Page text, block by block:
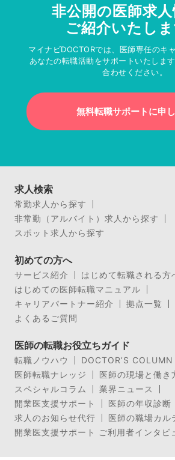
非公開の医師求
ご紹介いたしま
マイナビDOCTORでは、医師専任のキ
あなたの転職活動をサポートいたしま
合わせください。
無料転職サポートに申
求人検索
常勤求人から探す
非常勤（アルバイト）求人から探す
スポット求人から探す
初めての方へ
サービス紹介
はじめて転職される方
はじめての医師転職マニュアル
キャリアパートナー紹介
拠点一覧
よくあるご質問
医師の転職お役立ちガイド
転職ノウハウ
DOCTOR’S COLUMN
医師転職ナレッジ
医師の現場と働き
スペシャルコラム
業界ニュース
開業医支援サポート
医師の年収診断
求人のお知らせ代行
医師の職場カル
開業医支援サポート ご利用者インタビ